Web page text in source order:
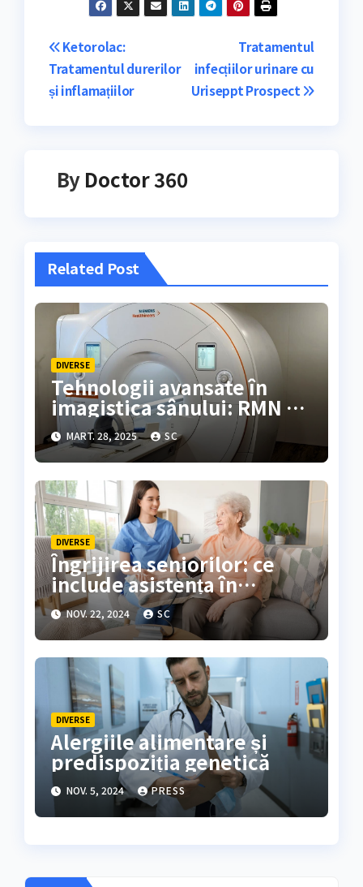
Navigare
în
Tratamentul
infecțiilor urinare cu
Uriseppt Prospect
Ketorolac:
Tratamentul durerilor
și inflamațiilor
By Doctor 360
Related Post
DIVERSE
Tehnologii avansate în
imagistica sânului: RMN 3T
la Donna Medical Center
MART. 28, 2025 SC
DIVERSE
Îngrijirea seniorilor: ce
include asistența în
căminele de bătrâni?
NOV. 22, 2024 SC
DIVERSE
Alergiile alimentare și
predispoziția genetică
NOV. 5, 2024 PRESS